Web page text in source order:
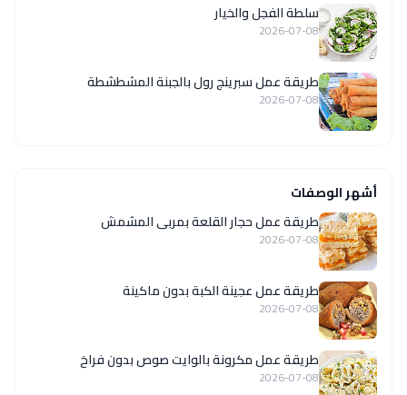
سلطة الفجل والخيار
2026-07-08
طريقة عمل سبرينج رول بالجبنة المشطشطة
2026-07-08
أشهر الوصفات
طريقة عمل حجار القلعة بمربى المشمش
2026-07-08
طريقة عمل عجينة الكبة بدون ماكينة
2026-07-08
طريقة عمل مكرونة بالوايت صوص بدون فراخ
2026-07-08